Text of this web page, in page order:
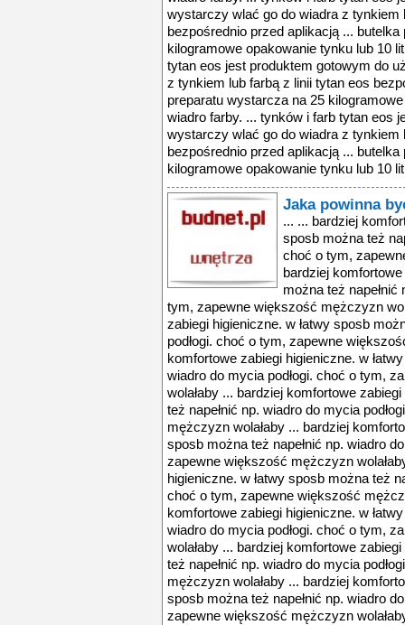
wystarczy wlać go do wiadra z tynkiem
bezpośrednio przed aplikacją ...
kilogramowe opakowanie tynku lub 10
tytan eos jest produktem gotowym do
z tynkiem lub farbą z linii tytan eos
preparatu wystarcza na 25
wiadro farby. ... tynków i farb tytan eos
wystarczy wlać go do wiadra z tynkiem
bezpośrednio przed aplikacją ...
kilogramowe opakowanie tynku lub 10
Jaka powinna
... ... bardziej
sposb można też
choć o tym,
bardziej
można też napełnić
tym, zapewne większość mężczyzn
zabiegi higieniczne. w łatwy sposb
podłogi. choć o tym, zapewne
komfortowe zabiegi higieniczne. w
wiadro do mycia podłogi. choć o tym,
wolałaby ... bardziej komfortowe
też napełnić np. wiadro do mycia
mężczyzn wolałaby ... bardziej
sposb można też napełnić np. wiadro
zapewne większość mężczyzn
higieniczne. w łatwy sposb można też
choć o tym, zapewne większość
komfortowe zabiegi higieniczne. w
wiadro do mycia podłogi. choć o tym,
wolałaby ... bardziej komfortowe
też napełnić np. wiadro do mycia
mężczyzn wolałaby ... bardziej
sposb można też napełnić np. wiadro
zapewne większość mężczyzn